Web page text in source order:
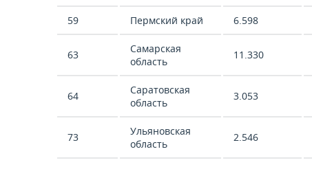
59 Пермский край 6.598
63
Самарская
область
11.330
64
Саратовская
область
3.053
73
Ульяновская
область
2.546